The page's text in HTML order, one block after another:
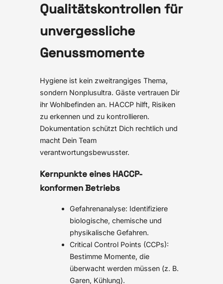
Qualitätskontrollen für
unvergessliche
Genussmomente
Hygiene ist kein zweitrangiges Thema,
sondern Nonplusultra. Gäste vertrauen Dir
ihr Wohlbefinden an. HACCP hilft, Risiken
zu erkennen und zu kontrollieren.
Dokumentation schützt Dich rechtlich und
macht Dein Team
verantwortungsbewusster.
Kernpunkte eines HACCP-
konformen Betriebs
Gefahrenanalyse: Identifiziere
biologische, chemische und
physikalische Gefahren.
Critical Control Points (CCPs):
Bestimme Momente, die
überwacht werden müssen (z. B.
Garen, Kühlung).